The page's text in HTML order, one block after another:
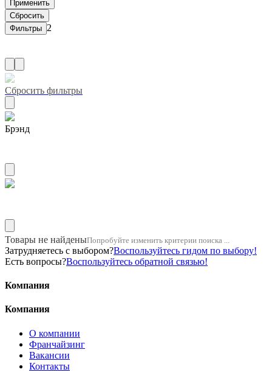
2
Сбросить фильтры
Брэнд
Товары не найденыПопробуйте изменить критерии поиска ...
Затрудняетесь с выбором?Воспользуйтесь гидом по выбору!
Есть вопросы?Воспользуйтесь обратной связью!
Компания
Компания
О компании
Франчайзинг
Вакансии
Контакты